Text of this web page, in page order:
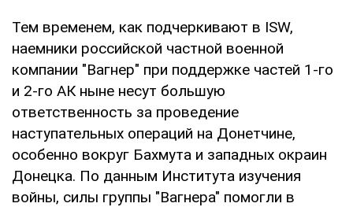
Тем временем, как подчеркивают в ISW,
наемники российской частной военной
компании "Вагнер" при поддержке частей 1-го
и 2-го АК ныне несут большую
ответственность за проведение
наступательных операций на Донетчине,
особенно вокруг Бахмута и западных окраин
Донецка. По данным Института изучения
войны, силы группы "Вагнера" помогли в